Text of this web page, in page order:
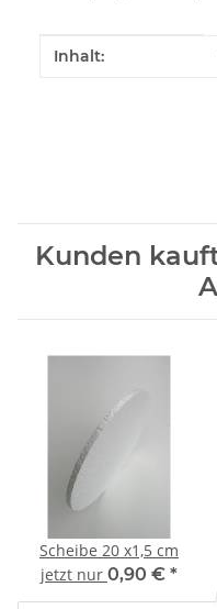
Produkteigenschaft
Wert
Inhalt:
Kunden
Scheibe 20 x1,5 cm
jetzt nur 0,90 € *